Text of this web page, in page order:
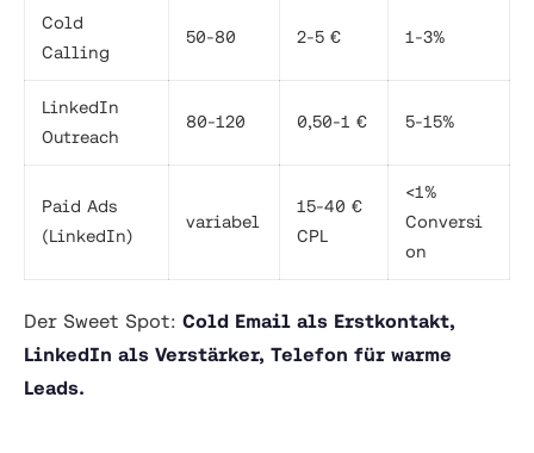
Cold
Calling
50-80 2-5 € 1-3%
LinkedIn
Outreach
80-120 0,50-1 € 5-15%
Paid Ads
(LinkedIn)
variabel
15-40 €
CPL
<1%
Conversi
on
Der Sweet Spot: Cold Email als Erstkontakt,
LinkedIn als Verstärker, Telefon für warme
Leads.